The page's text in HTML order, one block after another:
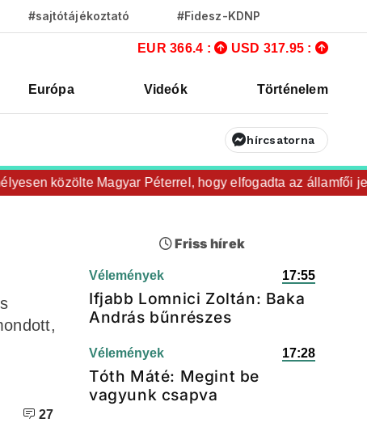
#sajtótájékoztató #Fidesz-KDNP
EUR 366.4 : USD 317.95 :
Európa Videók Történelem
hírcsatorna
közölte Magyar Péterrel, hogy elfogadta az államfői
27
Friss hírek
Vélemények 17:55
Ifjabb Lomnici Zoltán: Baka
András bűnrészes
Vélemények 17:28
Tóth Máté: Megint be
vagyunk csapva